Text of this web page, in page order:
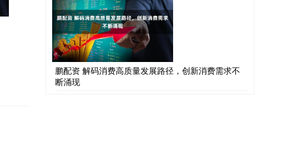
鹏配资 解码消费高质量发展路径，创新消费需求不
断涌现